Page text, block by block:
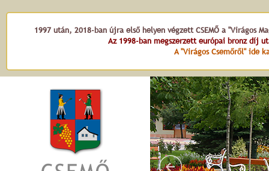
1997 után, 2018-ban újra első helyen végzett CSEMŐ a "Virágos
Az 1998-ban megszerzett európai bronz díj
A "Virágos Csemőről" ide